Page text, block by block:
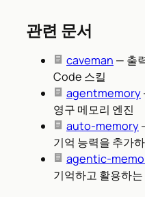
관련 문서
caveman — 출
Code 스킬
agentmemory
영구 메모리 엔진
auto-memory
기억 능력을 추가
agentic-
기억하고 활용하